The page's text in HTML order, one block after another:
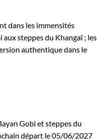
dans les immensités
aux steppes du Khangaï ; les
authentique dans le
Gobi et steppes du
départ le 05/06/2027